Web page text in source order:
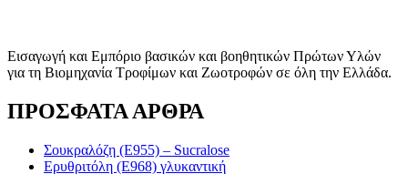
Εισαγωγή και Eμπόριο βασικών και βοηθητικών Πρώτων Υλών
για τη Βιομηχανία Τροφίμων και Ζωοτροφών σε όλη την Ελλάδα.
ΠΡΟΣΦΑΤΑ ΑΡΘΡΑ
Σουκραλόζη (Ε955) – Sucralose
Ερυθριτόλη (Ε968) γλυκαντική